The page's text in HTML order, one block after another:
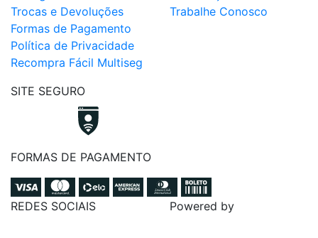
Trocas e Devoluções
Formas de Pagamento
Política de Privacidade
Recompra Fácil Multiseg
Trabalhe Conosco
SITE SEGURO
FORMAS DE PAGAMENTO
REDES SOCIAIS Powered by